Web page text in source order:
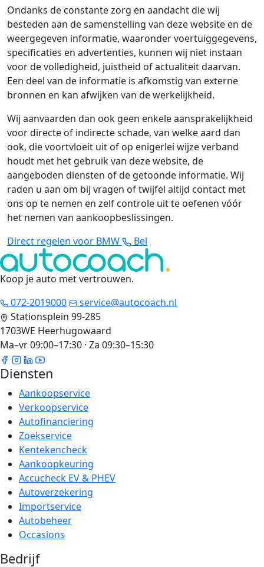
Ondanks de constante zorg en aandacht die wij
besteden aan de samenstelling van deze website en de
weergegeven informatie, waaronder voertuiggegevens,
specificaties en advertenties, kunnen wij niet instaan
voor de volledigheid, juistheid of actualiteit daarvan.
Een deel van de informatie is afkomstig van externe
bronnen en kan afwijken van de werkelijkheid.
Wij aanvaarden dan ook geen enkele aansprakelijkheid
voor directe of indirecte schade, van welke aard dan
ook, die voortvloeit uit of op enigerlei wijze verband
houdt met het gebruik van deze website, de
aangeboden diensten of de getoonde informatie. Wij
raden u aan om bij vragen of twijfel altijd contact met
ons op te nemen en zelf controle uit te oefenen vóór
het nemen van aankoopbeslissingen.
Direct regelen voor BMW
Bel
Koop je auto met vertrouwen.
072-2019000
service@autocoach.nl
Stationsplein 99-285
1703WE Heerhugowaard
Ma–vr 09:00–17:30 · Za 09:30–15:30
Diensten
Aankoopservice
Verkoopservice
Autofinanciering
Zoekservice
Kentekencheck
Aankoopkeuring
Accucheck EV & PHEV
Autoverzekering
Importservice
Autobeheer
Occasions
Bedrijf